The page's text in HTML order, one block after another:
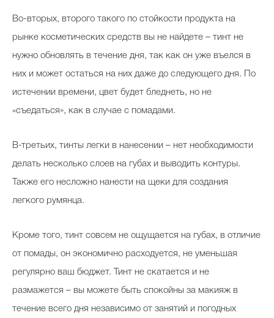
Во-вторых, второго такого по стойкости продукта на
рынке косметических средств вы не найдете – тинт не
нужно обновлять в течение дня, так как он уже въелся в
них и может остаться на них даже до следующего дня. По
истечении времени, цвет будет бледнеть, но не
«съедаться», как в случае с помадами.
В-третьих, тинты легки в нанесении – нет необходимости
делать несколько слоев на губах и выводить контуры.
Также его несложно нанести на щеки для создания
легкого румянца.
Кроме того, тинт совсем не ощущается на губах, в отличие
от помады, он экономично расходуется, не уменьшая
регулярно ваш бюджет. Тинт не скатается и не
размажется – вы можете быть спокойны за макияж в
течение всего дня независимо от занятий и погодных